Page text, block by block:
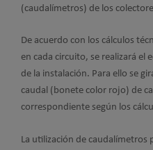
(caudalímetros) de los
De acuerdo con los cálculos
en cada circuito, se realizará el
de la instalación. Para ello se
caudal (bonete color rojo) de
correspondiente según los
La utilización de